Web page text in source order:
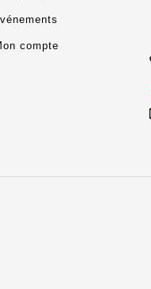
compte